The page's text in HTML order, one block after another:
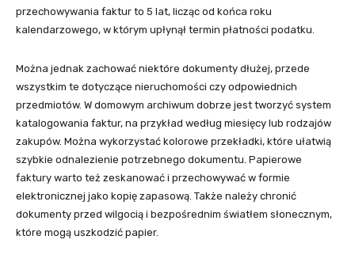
przechowywania faktur to 5 lat, licząc od końca roku
kalendarzowego, w którym upłynął termin płatności podatku.
Można jednak zachować niektóre dokumenty dłużej, przede
wszystkim te dotyczące nieruchomości czy odpowiednich
przedmiotów. W domowym archiwum dobrze jest tworzyć system
katalogowania faktur, na przykład według miesięcy lub rodzajów
zakupów. Można wykorzystać kolorowe przekładki, które ułatwią
szybkie odnalezienie potrzebnego dokumentu. Papierowe
faktury warto też zeskanować i przechowywać w formie
elektronicznej jako kopię zapasową. Także należy chronić
dokumenty przed wilgocią i bezpośrednim światłem słonecznym,
które mogą uszkodzić papier.